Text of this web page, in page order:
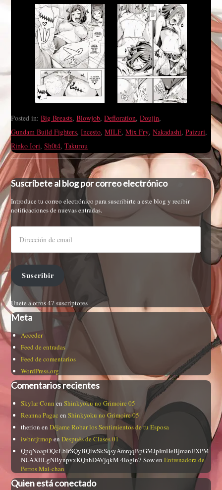
Posted in:Big Breasts,Blowjob,Defloration,Doujin,
Gundam Build Fighters,Incesto,MILF,Mix Fry,Nakadashi,Paizuri,
Rinko Iori,Sh0t4,Takurou
Suscríbete al blog por correo electrónico
Introduce tu correo electrónico para suscribirte a este blog y recibir
notificaciones de nuevas entradas.
Suscribir
Únete a otros 47 suscriptores
Meta
Acceder
Feed de entradas
Feed de comentarios
WordPress.org
Comentarios recientes
Skylar ConnenShinkyoku no Grimoire 05
Reanna Pagac enShinkyoku no Grimoire 05
therion enDéjame Robar los Sentimientos de tu Esposa
iwbntjtmop enDespués de Clases 01
QpqNoapOQcLbIrSQyBQiwSkSqsyAmrqqBpGMJpImHeBjmanEXPM
NUAXHLgNBynpvxKQnhDAVjqkM 4login7 SowenEntrenadora de
Perros Mai-chan
Quien está conectado